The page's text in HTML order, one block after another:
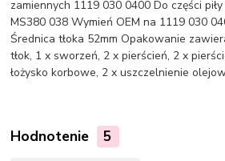
zamiennych 1119 030 0400 Do części
MS380 038 Wymień OEM na 1119 030
Średnica tłoka 52mm Opakowanie
tłok, 1 x sworzeń, 2 x pierścień, 2 x
łożysko korbowe, 2 x uszczelnienie
Hodnotenie 5